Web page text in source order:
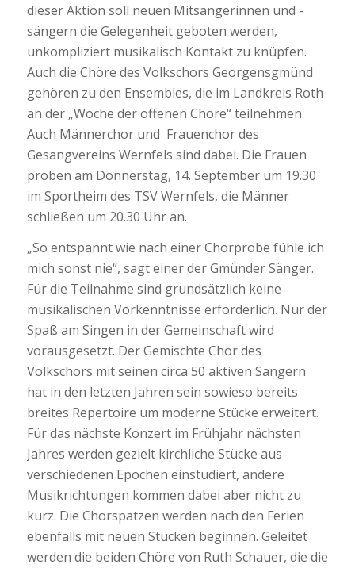
dieser Aktion soll neuen Mitsängerinnen und -
sängern die Gelegenheit geboten werden,
unkompliziert musikalisch Kontakt zu knüpfen.
Auch die Chöre des Volkschors Georgensgmünd
gehören zu den Ensembles, die im Landkreis Roth
an der „Woche der offenen Chöre“ teilnehmen.
Auch Männerchor und Frauenchor des
Gesangvereins Wernfels sind dabei. Die Frauen
proben am Donnerstag, 14. September um 19.30
im Sportheim des TSV Wernfels, die Männer
schließen um 20.30 Uhr an.
„So entspannt wie nach einer Chorprobe fühle ich
mich sonst nie“, sagt einer der Gmünder Sänger.
Für die Teilnahme sind grundsätzlich keine
musikalischen Vorkenntnisse erforderlich. Nur der
Spaß am Singen in der Gemeinschaft wird
vorausgesetzt. Der Gemischte Chor des
Volkschors mit seinen circa 50 aktiven Sängern
hat in den letzten Jahren sein sowieso bereits
breites Repertoire um moderne Stücke erweitert.
Für das nächste Konzert im Frühjahr nächsten
Jahres werden gezielt kirchliche Stücke aus
verschiedenen Epochen einstudiert, andere
Musikrichtungen kommen dabei aber nicht zu
kurz. Die Chorspatzen werden nach den Ferien
ebenfalls mit neuen Stücken beginnen. Geleitet
werden die beiden Chöre von Ruth Schauer, die die